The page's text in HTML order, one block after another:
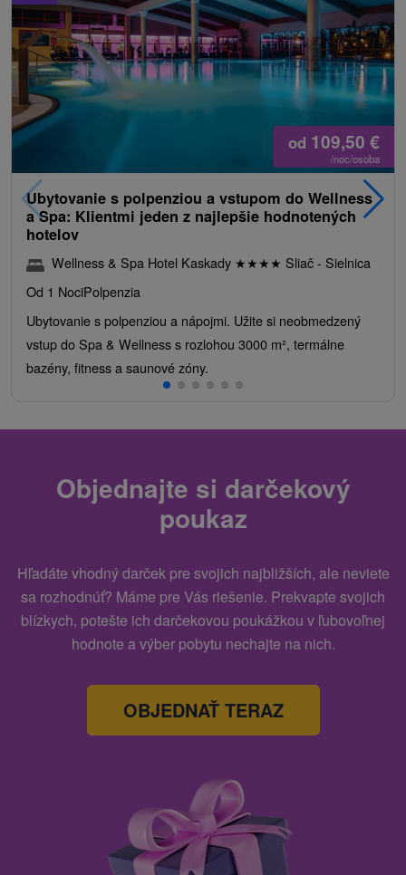
od 109,50 €
/noc/osoba
Ubytovanie s polpenziou a vstupom do Wellness
a Spa: Klientmi jeden z najlepšie hodnotených
hotelov
Wellness & Spa Hotel Kaskady ★★★★ Sliač - Sielnica
Od 1 NociPolpenzia
Ubytovanie s polpenziou a nápojmi. Užite si neobmedzený
vstup do Spa & Wellness s rozlohou 3000 m², termálne
bazény, fitness a saunové zóny.
Objednajte si darčekový
poukaz
Hľadáte vhodný darček pre svojich najbližších, ale neviete
sa rozhodnúť? Máme pre Vás riešenie. Prekvapte svojich
blízkych, potešte ich darčekovou poukážkou v ľubovoľnej
hodnote a výber pobytu nechajte na nich.
OBJEDNAŤ TERAZ